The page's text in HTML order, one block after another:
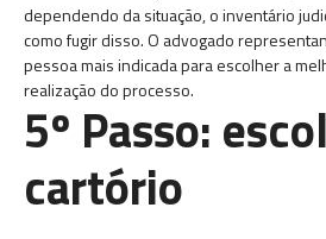
dependendo da situação, o inventário
como fugir disso. O advogado
pessoa mais indicada para escolher a
realização do processo.
5º Passo:
cartório